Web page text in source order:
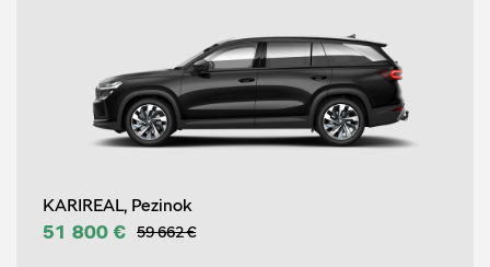
KARIREAL, Pezinok
51 800 € 59 662 €